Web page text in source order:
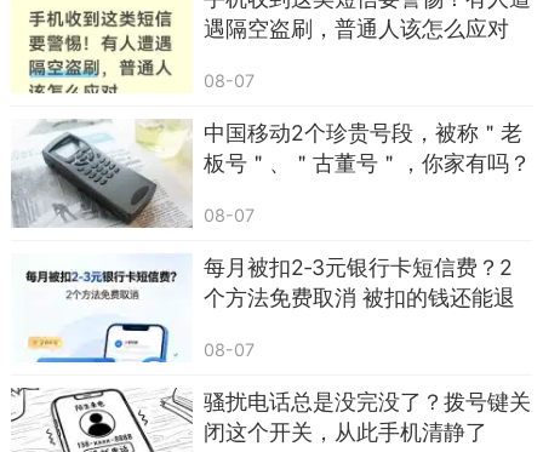
友情，也许就是这样一种奇妙的存在。它不需
要每天的问候，也不需要频繁的相聚，只要心中有
彼此，就能在平凡中找到不平凡的感动。就像我陪
你走过那些可可爱爱的日子，无论是欢笑还是泪
遇隔空盗刷，普通人该怎么应对
08-07
中国移动2个珍贵号段，被称＂老
板号＂、＂古董号＂，你家有吗？
08-07
每月被扣2‑3元银行卡短信费？2
个方法免费取消 被扣的钱还能退
08-07
骚扰电话总是没完没了？拨号键关
闭这个开关，从此手机清静了